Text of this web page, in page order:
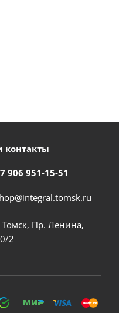
контакты
906 951-15-51
Томск, Пр. Ленина,
2